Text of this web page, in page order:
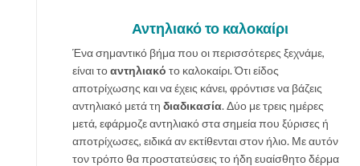
Αντηλιακό το καλοκαίρι
Ένα σημαντικό βήμα που οι περισσότερες ξεχνάμε,
είναι τοαντηλιακό το καλοκαίρι. Ότι είδος
αποτρίχωσης και να έχεις κάνει, φρόντισε να βάζεις
αντηλιακό μετά τη διαδικασία. Δύο με τρεις ημέρες
μετά, εφάρμοζε αντηλιακό στα σημεία που ξύρισες ή
αποτρίχωσες, ειδικά αν εκτίθενται στον ήλιο. Με αυτόν
τον τρόπο θα προστατεύσεις το ήδη ευαίσθητο δέρμα